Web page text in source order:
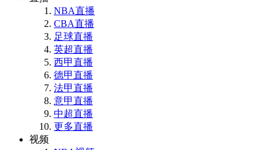
NBA直播
CBA直播
足球直播
英超直播
西甲直播
德甲直播
法甲直播
意甲直播
中超直播
更多直播
视频